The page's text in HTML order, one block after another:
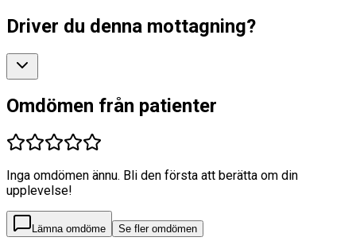
Driver du denna mottagning?
Omdömen från patienter
Inga omdömen ännu. Bli den första att berätta om din
upplevelse!
Lämna omdöme Se fler omdömen